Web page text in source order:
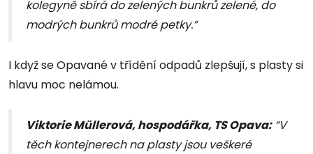
kolegyně sbírá do zelených bunkrů zelené, do
modrých bunkrů modré petky.”
I když se Opavané v třídění odpadů zlepšují, s plasty si
hlavu moc nelámou.
Viktorie Müllerová, hospodářka, TS Opava:“V
těch kontejnerech na plasty jsou veškeré